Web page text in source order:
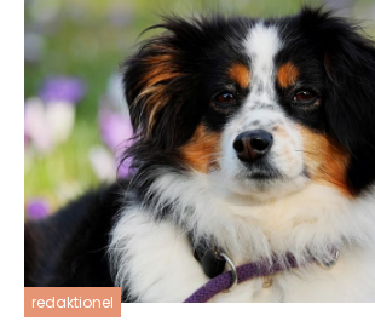
redaktionel